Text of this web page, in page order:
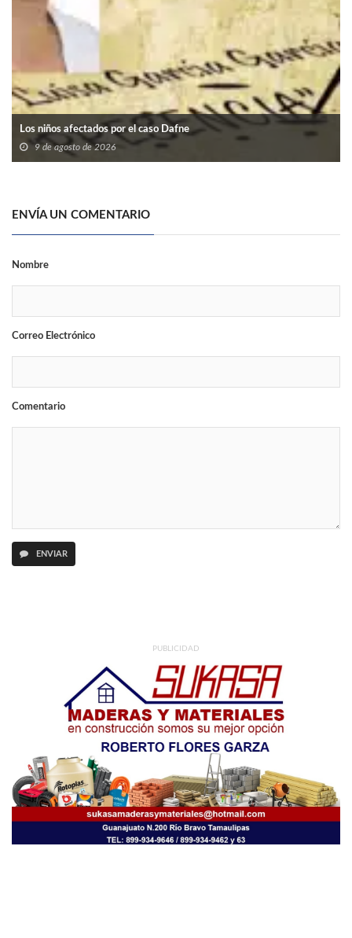
Los niños afectados por el caso Dafne
9 de agosto de 2026
ENVÍA UN COMENTARIO
Nombre
Correo Electrónico
Comentario
ENVIAR
PUBLICIDAD